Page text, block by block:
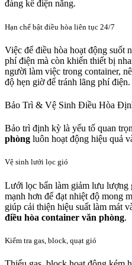
đáng kể điện năng.
Hạn chế bật điều hòa liên tục 24/7
Việc để điều hòa hoạt động suốt
phí điện mà còn khiến thiết bị
người làm việc trong container,
độ hẹn giờ để tránh lãng phí điện.
Bảo Trì & Vệ Sinh Điều Hòa
Bảo trì định kỳ là yếu tố quan
phòng luôn hoạt động hiệu quả
Vệ sinh lưới lọc gió
Lưới lọc bẩn làm giảm lưu lượng
mạnh hơn để đạt nhiệt độ mong
giúp cải thiện hiệu suất làm mát
điều hòa container văn phòng.
Kiểm tra gas, block, quạt gió